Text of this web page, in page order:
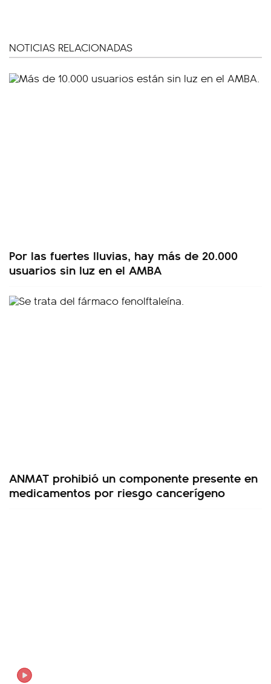
NOTICIAS RELACIONADAS
Por las fuertes lluvias, hay más de 20.000
usuarios sin luz en el AMBA
ANMAT prohibió un componente presente en
medicamentos por riesgo cancerígeno